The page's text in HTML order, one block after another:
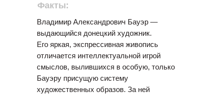
Владимир Александрович Бауэр —
выдающийся донецкий художник.
Его яркая, экспрессивная живопись
отличается интеллектуальной игрой
смыслов, вылившихся в особую, только
Бауэру присущую систему
художественных образов. За ней
Факты: